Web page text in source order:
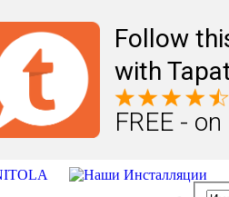
Follow
with
FREE -